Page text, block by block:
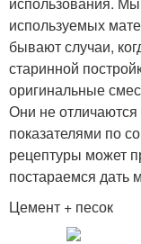
используемых
бывают случаи,
старинной
оригинальные
Они не
показателями по
рецептуры может
постараемся дать
Цемент + песок